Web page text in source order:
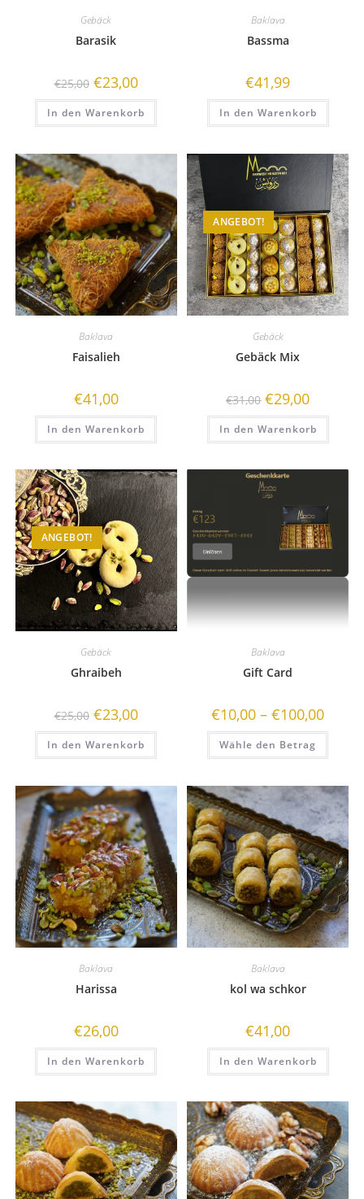
Gebäck
Barasik
€25,00 €23,00
In den Warenkorb
Baklava
Bassma
€41,99
In den Warenkorb
Baklava
Faisalieh
€41,00
In den Warenkorb
ANGEBOT!
Gebäck
Gebäck Mix
€31,00 €29,00
In den Warenkorb
ANGEBOT!
Gebäck
Ghraibeh
€25,00 €23,00
In den Warenkorb
Baklava
Gift Card
€10,00 –€100,00
Wähle den Betrag
Baklava
Harissa
€26,00
In den Warenkorb
Baklava
kol wa schkor
€41,00
In den Warenkorb